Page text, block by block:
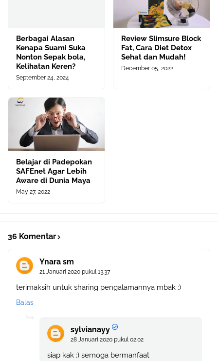
Berbagai Alasan
Kenapa Suami Suka
Nonton Sepak bola,
Kelihatan Keren?
September 24, 2024
Review Slimsure Block
Fat, Cara Diet Detox
Sehat dan Mudah!
December 05, 2022
Belajar di Padepokan
SAFEnet Agar Lebih
Aware di Dunia Maya
May 27, 2022
36 Komentar
Ynara sm
21 Januari 2020 pukul 13.37
terimaksih untuk sharing pengalamannya mbak :)
Balas
sylvianayy
28 Januari 2020 pukul 02.02
siap kak :) semoga bermanfaat